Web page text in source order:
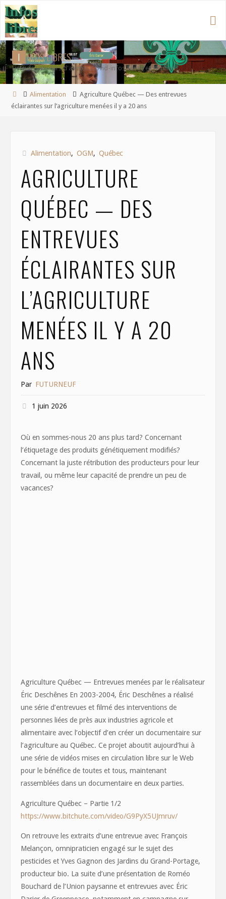
Aller
au
contenu
I NFOSLIBRES
Liste de Lanceurs d'alertes. Covid-infos, idées et solutions.
AccueilAlimentation
Agriculture Québec — Des entrevues
éclairantes sur l’agriculture menées il y a 20 ans
Alimentation, OGM, Québec
AGRICULTURE
QUÉBEC — DES
ENTREVUES
ÉCLAIRANTES SUR
L’AGRICULTURE
MENÉES IL Y A 20
ANS
Par FUTURNEUF
1 juin 2026
Où en sommes-nous 20 ans plus tard? Concernant
l’étiquetage des produits génétiquement modifiés?
Concernant la juste rétribution des producteurs pour leur
travail, ou même leur capacité de prendre un peu de
vacances?
Agriculture Québec — Entrevues menées par le réalisateur
Éric Deschênes En 2003-2004, Éric Deschênes a réalisé
une série d’entrevues et filmé des interventions de
personnes liées de près aux industries agricole et
alimentaire avec l’objectif d’en créer un documentaire sur
l’agriculture au Québec. Ce projet aboutit aujourd’hui à
une série de vidéos mises en circulation libre sur le Web
pour le bénéfice de toutes et tous, maintenant
rassemblées dans un documentaire en deux parties.
Agriculture Québec – Partie 1/2
https://www.bitchute.com/video/G9PyX5UJmruv/
On retrouve les extraits d’une entrevue avec François
Melançon, omnipraticien engagé sur le sujet des
pesticides et Yves Gagnon des Jardins du Grand-Portage,
producteur bio. La suite d’une présentation de Roméo
Bouchard de l’Union paysanne et entrevues avec Éric